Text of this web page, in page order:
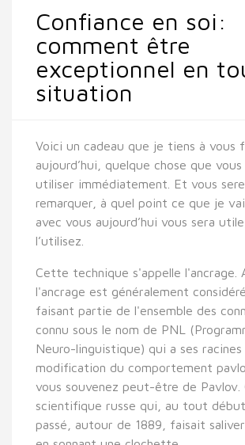
Confiance en soi:
comment être
exceptionnel en
situation
Voici un cadeau que je tiens à vous
aujourd’hui, quelque chose que
utiliser immédiatement. Et vous
remarquer, à quel point ce que je
avec vous aujourd’hui vous sera
l’utilisez.
Cette technique s'appelle l'ancrage.
l'ancrage est généralement
faisant partie de l'ensemble des
connu sous le nom de PNL
Neuro-linguistique) qui a ses racines
modification du comportement
vous souvenez peut-être de Pavlov.
scientifique russe qui, au tout
passé, autour de 1889, faisait